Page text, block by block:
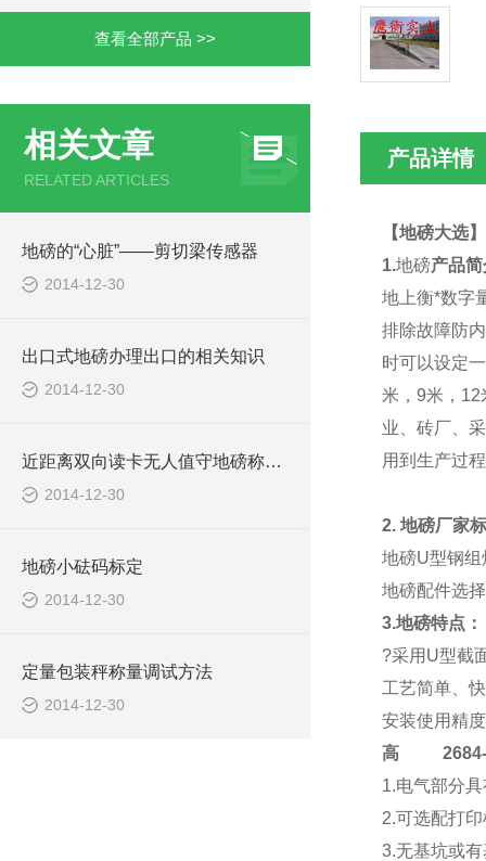
查看全部产品 >>
相关文章
RELATED ARTICLES
地磅的“心脏”——剪切梁传感器
2014-12-30
出口式地磅办理出口的相关知识
2014-12-30
近距离双向读卡无人值守地磅称重系统报价清单
2014-12-30
地磅小砝码标定
2014-12-30
定量包装秤称量调试方法
2014-12-30
产品详情
【地磅大选
1.地磅产品
地上衡*数字
排除故障防
时可以设定
米，9米，12
业、砖厂、
用到生产过
2. 地磅厂家
地磅U型钢组
地磅配件选
3.地磅特点：
?采用U型截
工艺简单、
安装使用精
高2684-
1.电气部分
2.可选配打
3.无基坑或